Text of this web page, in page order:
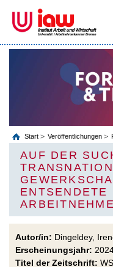
Start Veröffentlichungen
AUF DER
ENTSENDETE
Autor/in: Dingeldey,
Erscheinungsjahr:
Titel der Zeitschrift: